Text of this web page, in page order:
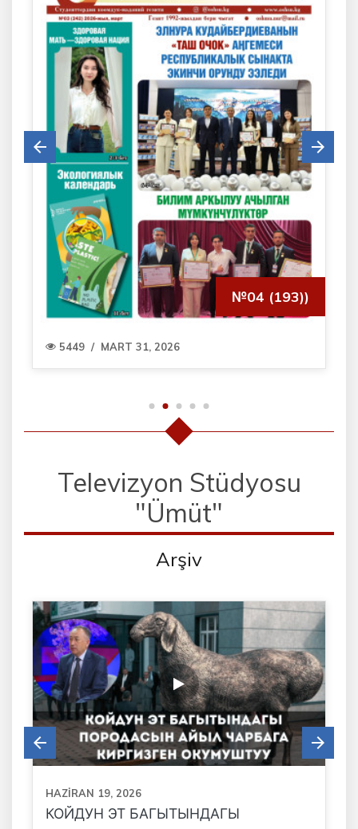
№04 (193))
5449 / MART 31, 2026
Televizyon Stüdyosu
"Ümüt"
Arşiv
HAZIRAN 19, 2026
КОЙДУН ЭТ БАГЫТЫНДАГЫ